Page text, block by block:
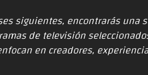
siguientes, encontrarás una
de televisión
en creadores,